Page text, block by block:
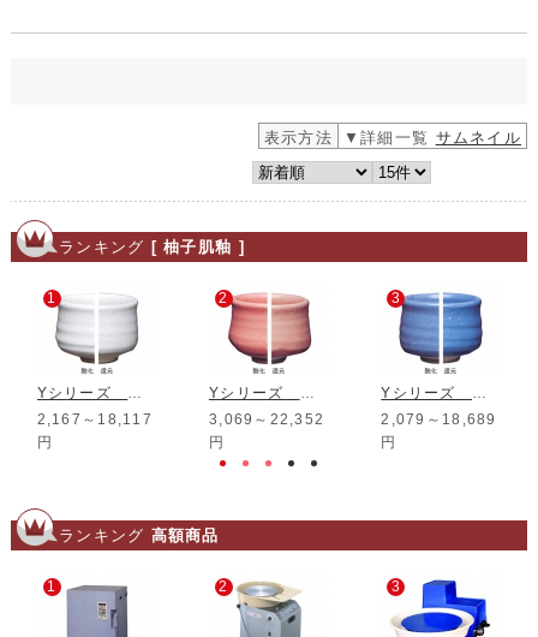
表示方法 ▼詳細一覧 サムネイル
ランキング [ 柚子肌釉 ]
1
2,167～18,117
円
2
3,069～22,352
円
3
2,079～18,689
円
ランキング 高額商品
1 2 3